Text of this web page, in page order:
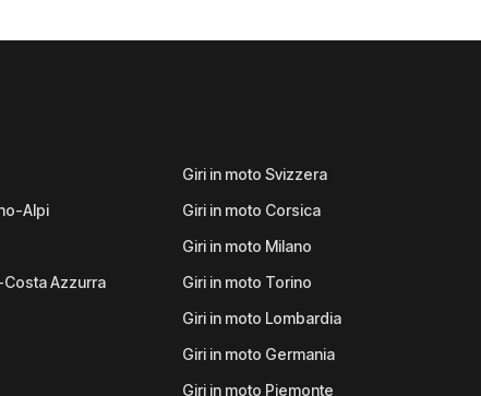
Alpi
Azzurra
Giri in moto Svizzera
Giri in moto Corsica
Giri in moto Milano
Giri in moto Torino
Giri in moto Lombardia
Giri in moto Germania
Giri in moto Piemonte